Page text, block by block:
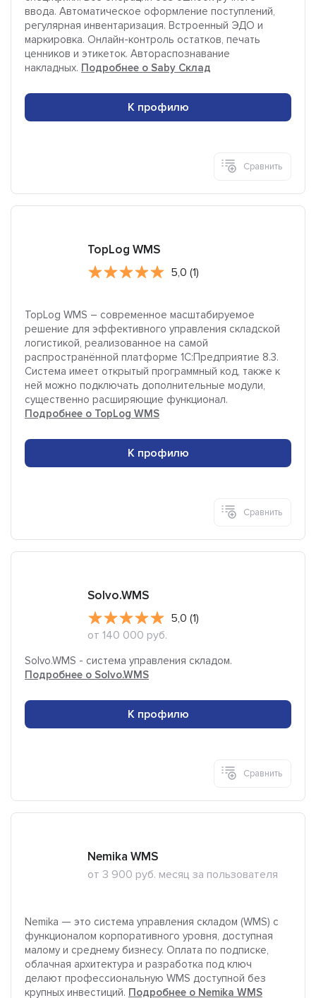
ввода. Автоматическое оформление поступлений,
регулярная инвентаризация. Встроенный ЭДО и
маркировка. Онлайн-контроль остатков, печать
ценников и этикеток. Автораспознавание
накладных. Подробнее о Saby Склад
К профилю
Сравнить
TopLog WMS
5,0 (1)
TopLog WMS – современное масштабируемое
решение для эффективного управления складской
логистикой, реализованное на самой
распространённой платформе 1С:Предприятие 8.3.
Система имеет открытый программный код, также к
ней можно подключать дополнительные модули,
существенно расширяющие функционал.
Подробнее о TopLog WMS
К профилю
Сравнить
Solvo.WMS
5,0 (1)
от 140 000 руб.
Solvo.WMS - система управления складом.
Подробнее о Solvo.WMS
К профилю
Сравнить
Nemika WMS
от 3 900 руб. месяц за пользователя
Nemika — это система управления складом (WMS) с
функционалом корпоративного уровня, доступная
малому и среднему бизнесу. Оплата по подписке,
облачная архитектура и разработка под ключ
делают профессиональную WMS доступной без
крупных инвестиций. Подробнее о Nemika WMS